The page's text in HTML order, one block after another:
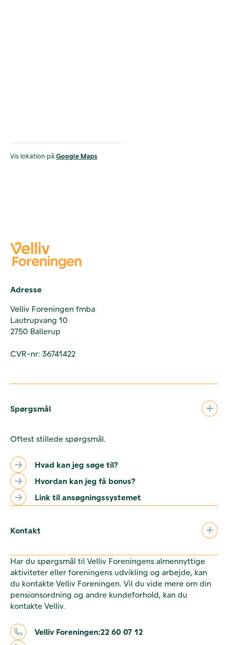
Vis lokation på Google Maps
Adresse
Velliv Foreningen fmba
Lautrupvang 10
2750 Ballerup
CVR-nr: 36741422
Spørgsmål
Oftest stillede spørgsmål.
Hvad kan jeg søge til?
Hvordan kan jeg få bonus?
Link til ansøgningssystemet
Kontakt
Har du spørgsmål til Velliv Foreningens almennyttige
aktiviteter eller foreningens udvikling og arbejde, kan
du kontakte Velliv Foreningen. Vil du vide mere om din
pensionsordning og andre kundeforhold, kan du
kontakte Velliv.
Velliv Foreningen:22 60 07 12